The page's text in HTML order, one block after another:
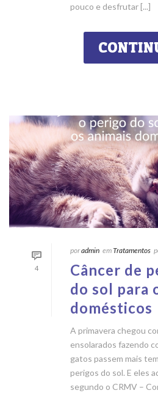
pouco e desfrutar [...]
4
poradmin emTratamentos
Câncer de
do sol para
domésticos
A primavera chegou
ensolarados fazendo
gatos passem mais
perigos do sol. E eles
segundo o CRMV –